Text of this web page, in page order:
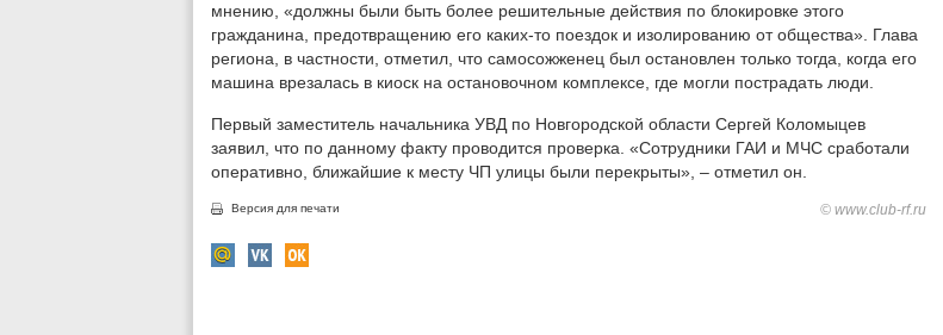
мнению, «должны были быть более решительные действия по блокировке этого
гражданина, предотвращению его каких-то поездок и изолированию от общества». Глава
региона, в частности, отметил, что самосожженец был остановлен только тогда, когда его
машина врезалась в киоск на остановочном комплексе, где могли пострадать люди.
Первый заместитель начальника УВД по Новгородской области Сергей Коломыцев
заявил, что по данному факту проводится проверка. «Сотрудники ГАИ и МЧС сработали
оперативно, ближайшие к месту ЧП улицы были перекрыты», – отметил он.
Версия для печати © www.club-rf.ru